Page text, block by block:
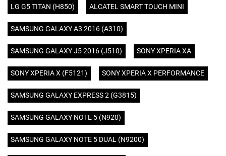
LG G5 TITAN (H850) ALCATEL SMART TOUCH MINI
SAMSUNG GALAXY A3 2016 (A310)
SAMSUNG GALAXY J5 2016 (J510) SONY XPERIA XA
SONY XPERIA X (F5121) SONY XPERIA X PERFORMANCE
SAMSUNG GALAXY EXPRESS 2 (G3815)
SAMSUNG GALAXY NOTE 5 (N920)
SAMSUNG GALAXY NOTE 5 DUAL (N9200)